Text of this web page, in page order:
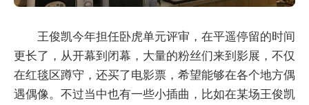
王俊凯今年担任卧虎单元评审，在平遥停留的时间
更长了，从开幕到闭幕，大量的粉丝们来到影展，不仅
在红毯区蹲守，还买了电影票，希望能够在各个地方偶
遇偶像。不过当中也有一些小插曲，比如在某场王俊凯